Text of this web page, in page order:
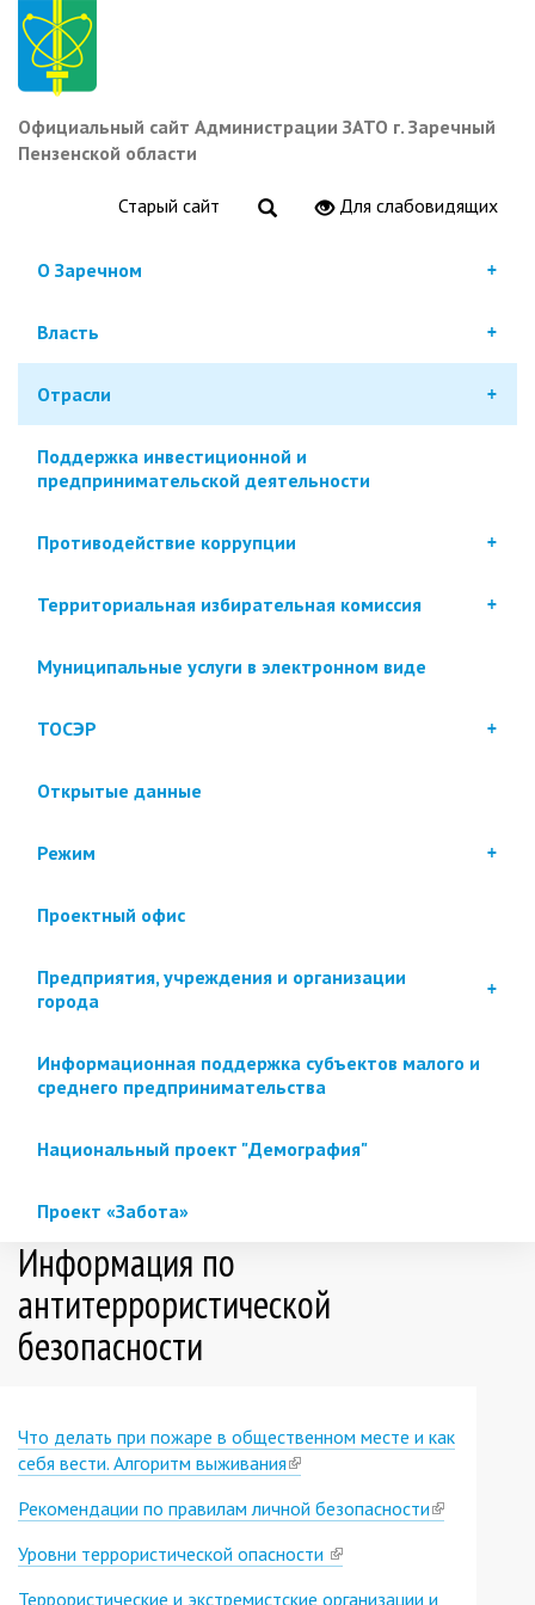
Перейти
основному
содержанию
Официальный сайт Администрации ЗАТО г. Заречный
Пензенской области
Старый сайт Для слабовидящих
О Заречном
Власть
Отрасли
Поддержка инвестиционной и
предпринимательской деятельности
Противодействие коррупции
Территориальная избирательная комиссия
Муниципальные услуги в электронном виде
ТОСЭР
Открытые данные
Режим
Проектный офис
Предприятия, учреждения и организации
города
Информационная поддержка субъектов малого и
среднего предпринимательства
Национальный проект "Демография"
Проект «Забота»
Информация по
антитеррористической
безопасности
Что делать при пожаре в общественном месте и как
себя вести. Алгоритм выживания(link
external)
Рекомендации по правилам личной безопасности(link
Уровни террористической опасности (link
Террористические и экстремистские организации и